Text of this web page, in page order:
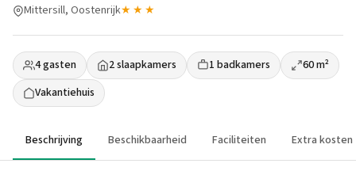
Mittersill, Oostenrijk★★★
4 gasten 2 slaapkamers 1 badkamers
60 m²
Vakantiehuis
Beschrijving Beschikbaarheid Faciliteiten Extra kosten